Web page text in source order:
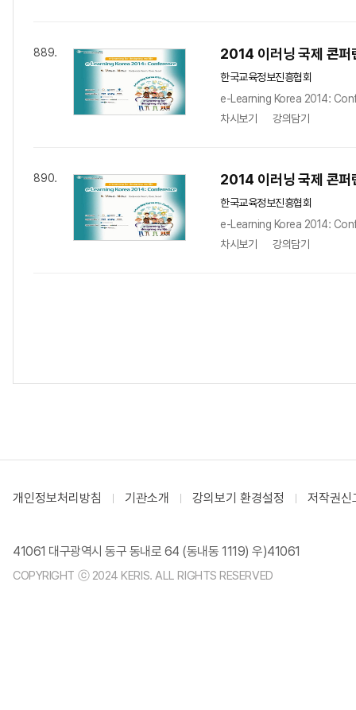
889. 2014 이러닝 국제
한국교육정보진흥협회
e-Learning Korea 2014:
차시보기
강의담기
890. 2014 이러닝 국제
한국교육정보진흥협회
e-Learning Korea 2014:
차시보기
강의담기
개인정보처리방침 기관소개 강의보기 환경설정 저작권신
41061 대구광역시 동구 동내로 64 (동내동 1119) 우)41061
COPYRIGHT ⓒ 2024 KERIS. ALL RIGHTS RESERVED